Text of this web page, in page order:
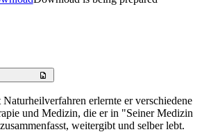
erlernte er verschiedene
und Medizin, die er in "Seiner Medizin
weitergibt und selber lebt.